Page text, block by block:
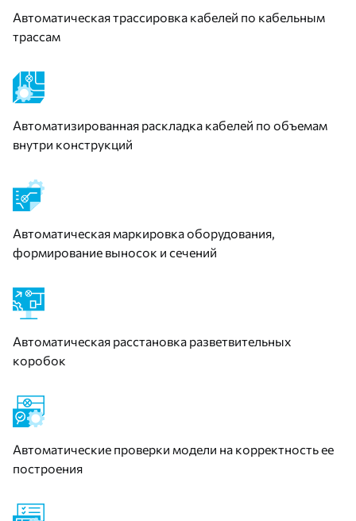
Автоматическая трассировка кабелей по кабельным
трассам
Автоматизированная раскладка кабелей по объемам
внутри конструкций
Автоматическая маркировка оборудования,
формирование выносок и сечений
Автоматическая расстановка разветвительных
коробок
Автоматические проверки модели на корректность ее
построения